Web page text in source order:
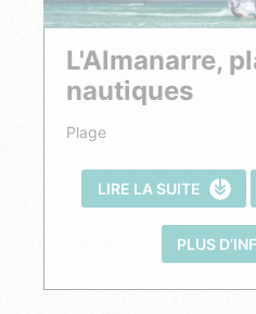
L'Almanarre, plage et sports
nautiques
Plage
LIRE LA SUITE
PLUS